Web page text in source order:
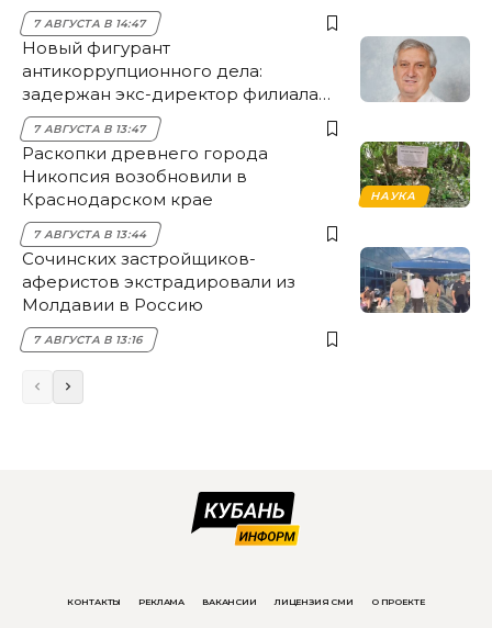
7 АВГУСТА В 14:47
Новый фигурант
антикоррупционного дела:
задержан экс-директор филиала
НЭСК Крымска
7 АВГУСТА В 13:47
НАУКА
Раскопки древнего города
Никопсия возобновили в
Краснодарском крае
7 АВГУСТА В 13:44
Сочинских застройщиков-
аферистов экстрадировали из
Молдавии в Россию
7 АВГУСТА В 13:16
КОНТАКТЫ РЕКЛАМА ВАКАНСИИ ЛИЦЕНЗИЯ СМИ О ПРОЕКТЕ